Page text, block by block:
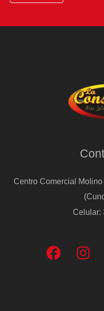
Centro Comercial
Celular: